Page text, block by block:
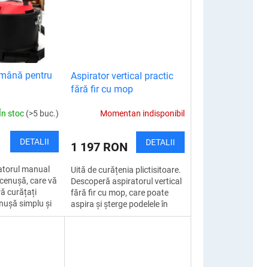
pentru
În stoc (>5 buc.)
DETALII
manual
care vă
curățați
simplu și
sa este
Aspirator vertical practic
fără fir cu mop
Momentan indisponibil
1 197 RON DETALII
Uită de curățenia plictisitoare.
Descoperă aspiratorul vertical
fără fir cu mop, care poate
aspira și șterge podelele în
același timp. Îți poate